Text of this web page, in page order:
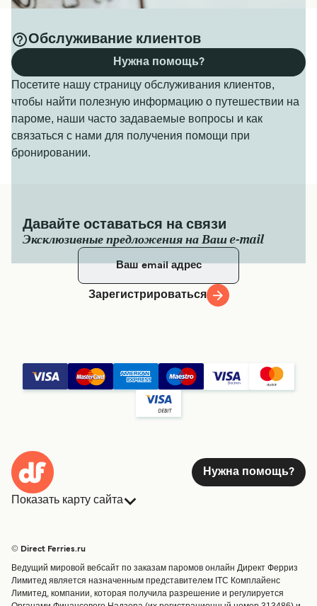
Обслуживание клиентов
Посетите нашу страницу обслуживания клиентов,
чтобы найти полезную информацию о путешествии на
пароме, наши часто задаваемые вопросы и как
связаться с нами для получения помощи при
бронировании.
Нужна помощь?
Давайте оставаться на связи
Эксклюзивные предложения на Ваш e-mail
Зарегистрироваться
Нужна помощь?
Показать карту сайта
Страны
Обслуживание клиентов
Операторы
Маршруты и порты
Грузоперевозки
© Direct Ferries.ru
Ведущий мировой вебсайт по заказам паромов онлайн Директ Ферриз
Лимитед является назначенным представителем ITC Комплайенс
Лимитед, компании, которая получила разрешение и регулируется